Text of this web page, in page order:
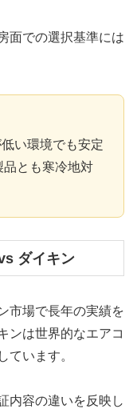
面での選択基準には
い環境でも安定
品とも寒冷地対
ダイキン
市場で長年の実績を
ンは世界的なエアコ
ています。
内容の違いを反映し